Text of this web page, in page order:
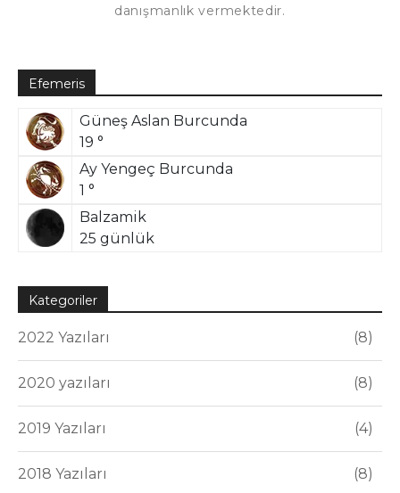
danışmanlık vermektedir.
Efemeris
Güneş Aslan Burcunda
19 °
Ay Yengeç Burcunda
1 °
Balzamik
25 günlük
Kategoriler
2022 Yazıları 8
2020 yazıları 8
2019 Yazıları 4
2018 Yazıları 8